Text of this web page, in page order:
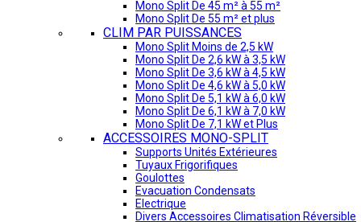
Mono Split De 45 m² à 55 m²
Mono Split De 55 m² et plus
CLIM PAR PUISSANCES
Mono Split Moins de 2,5 kW
Mono Split De 2,6 kW à 3,5 kW
Mono Split De 3,6 kW à 4,5 kW
Mono Split De 4,6 kW à 5,0 kW
Mono Split De 5,1 kW à 6,0 kW
Mono Split De 6,1 kW à 7,0 kW
Mono Split De 7,1 kW et Plus
ACCESSOIRES MONO-SPLIT
Supports Unités Extérieures
Tuyaux Frigorifiques
Goulottes
Evacuation Condensats
Electrique
Divers Accessoires Climatisation Réversible